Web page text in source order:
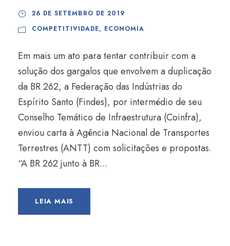
26 DE SETEMBRO DE 2019
COMPETITIVIDADE, ECONOMIA
Em mais um ato para tentar contribuir com a
solução dos gargalos que envolvem a duplicação
da BR 262, a Federação das Indústrias do
Espírito Santo (Findes), por intermédio de seu
Conselho Temático de Infraestrutura (Coinfra),
enviou carta à Agência Nacional de Transportes
Terrestres (ANTT) com solicitações e propostas.
“A BR 262 junto à BR...
LEIA MAIS